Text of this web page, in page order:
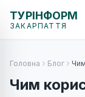
ТУРІНФОРМ
ЗАКАРПАТТЯ
Головна Блог
Чим